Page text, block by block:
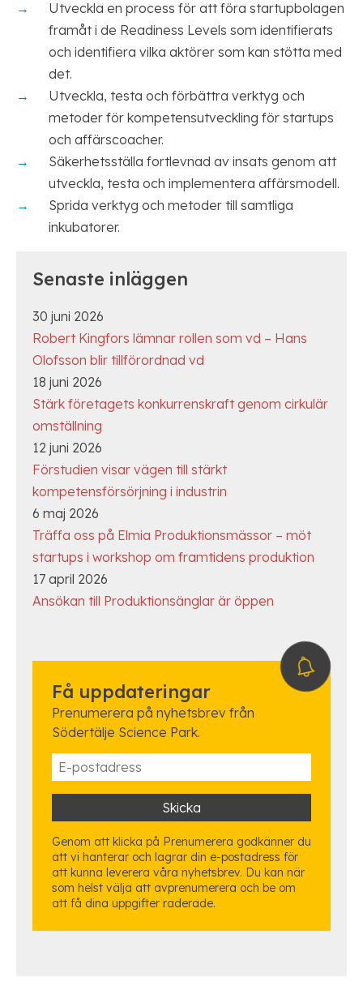
Utveckla en process för att föra startupbolagen
framåt i de Readiness Levels som identifierats
och identifiera vilka aktörer som kan stötta med
det.
Utveckla, testa och förbättra verktyg och
metoder för kompetensutveckling för startups
och affärscoacher.
Säkerhetsställa fortlevnad av insats genom att
utveckla, testa och implementera affärsmodell.
Sprida verktyg och metoder till samtliga
inkubatorer.
Senaste inläggen
30 juni 2026
Robert Kingfors lämnar rollen som vd – Hans
Olofsson blir tillförordnad vd
18 juni 2026
Stärk företagets konkurrenskraft genom cirkulär
omställning
12 juni 2026
Förstudien visar vägen till stärkt
kompetensförsörjning i industrin
6 maj 2026
Träffa oss på Elmia Produktionsmässor – möt
startups i workshop om framtidens produktion
17 april 2026
Ansökan till Produktionsänglar är öppen
Få uppdateringar
Prenumerera på nyhetsbrev från
Södertälje Science Park.
Genom att klicka på Prenumerera godkänner du
att vi hanterar och lagrar din e-postadress för
att kunna leverera våra nyhetsbrev. Du kan när
som helst välja att avprenumerera och be om
att få dina uppgifter raderade.